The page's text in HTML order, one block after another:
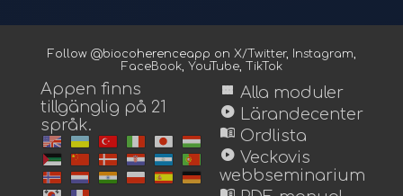
Follow @biocoherenceapp on X/Twitter, Instagram,
FaceBook, YouTube, TikTok
Appen finns
tillgänglig på 21
språk.
view_module Alla moduler
play_circle Lärandecenter
menu_book Ordlista
play_circle Veckovis
webbseminarium